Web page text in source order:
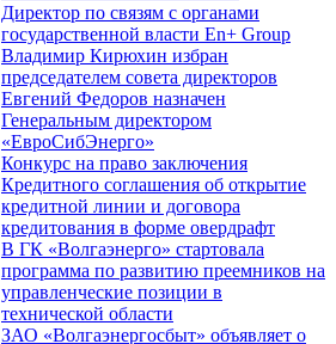
Директор по связям с органами
государственной власти En+ Group
Владимир Кирюхин избран
председателем совета директоров
Евгений Федоров назначен
Генеральным директором
«ЕвроСибЭнерго»
Конкурс на право заключения
Кредитного соглашения об открытие
кредитной линии и договора
кредитования в форме овердрафт
В ГК «Волгаэнерго» стартовала
программа по развитию преемников на
управленческие позиции в
технической области
ЗАО «Волгаэнергосбыт» объявляет о